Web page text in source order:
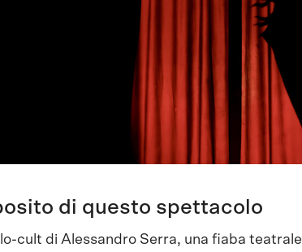
di questo spettacolo
cult di Alessandro Serra, una fiaba